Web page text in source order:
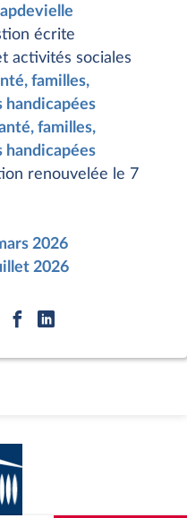
écrite
activités sociales
familles,
handicapées
familles,
handicapées
renouvelée le 7
2026
2026